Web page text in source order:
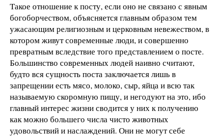
Такое отношение к посту, если оно не связано с явным
богоборчеством, объясняется главным образом тем
ужасающим религиозным и церковным невежеством, в
котором живут современные люди, и совершенно
превратным вследствие того представлением о посте.
Большинство современных людей наивно считают,
будто вся сущность поста заключается лишь в
запрещении есть мясо, молоко, сыр, яйца и всю так
называемую скоромную пищу, и негодуют на это, ибо
главный интерес жизни сводится у них к получению
как можно большего числа чисто животных
удовольствий и наслаждений. Они не могут себе